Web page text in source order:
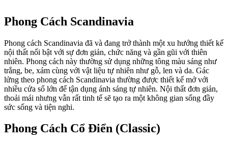
Phong Cách Scandinavia
Phong cách Scandinavia đã và đang trở thành một xu hướng thiết kế
nội thất nổi bật với sự đơn giản, chức năng và gần gũi với thiên
nhiên. Phong cách này thường sử dụng những tông màu sáng như
trắng, be, xám cùng với vật liệu tự nhiên như gỗ, len và da. Gác
lửng theo phong cách Scandinavia thường được thiết kế mở với
nhiều cửa sổ lớn để tận dụng ánh sáng tự nhiên. Nội thất đơn giản,
thoải mái nhưng vẫn rất tinh tế sẽ tạo ra một không gian sống đầy
sức sống và tiện nghi.
Phong Cách Cổ Điển (Classic)